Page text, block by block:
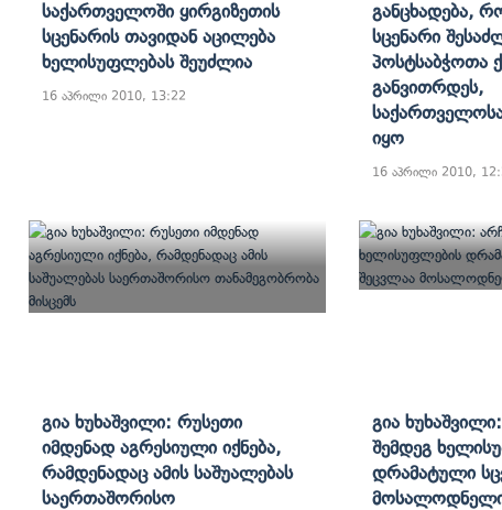
Საქართველოში Ყირგიზეთის
Სცენარის Თავიდან Აცილება
Ხელისუფლებას Შეუძლია
16 აპრილი 2010, 13:22
Განცხადება,
Სცენარი
Პოსტსაბჭოთა
Განვითრდეს,
Იყო
16 აპრილი 2010,
Გია Ხუხაშვილი: Რუსეთი
Იმდენად Აგრესიული Იქნება,
Რამდენადაც Ამის Საშუალებას
Საერთაშორისო
Გია
Შემდეგ
Დრამატული